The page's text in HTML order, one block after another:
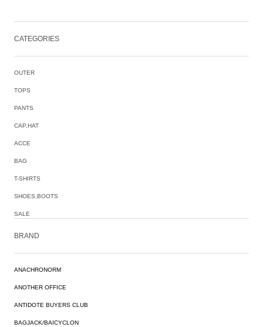
CATEGORIES
OUTER
TOPS
PANTS
CAP,HAT
ACCE
BAG
T-SHIRTS
SHOES,BOOTS
SALE
BRAND
ANACHRONORM
ANOTHER OFFICE
ANTIDOTE BUYERS CLUB
BAGJACK/BAICYCLON